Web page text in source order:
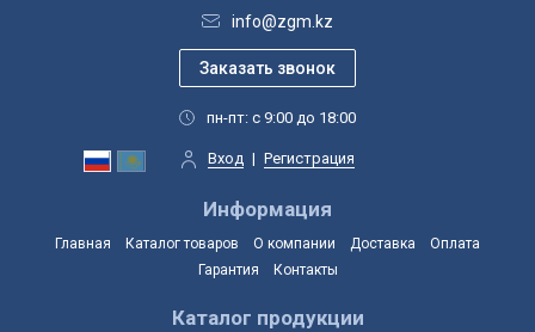
info@zgm.kz
пн-пт: с 9:00 до 18:00
Вход | Регистрация
Информация
Главная Каталог товаров О компании Доставка
Оплата
Гарантия
Контакты
Каталог продукции